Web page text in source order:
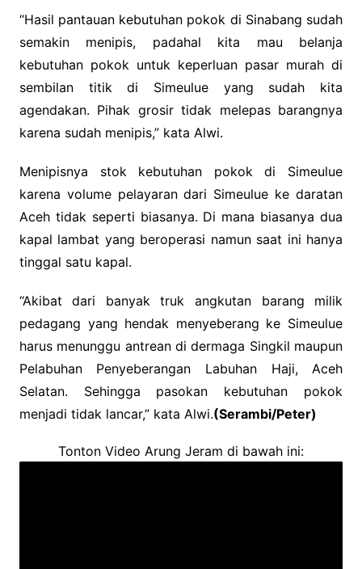
“Hasil pantauan kebutuhan pokok di Sinabang sudah
semakin menipis, padahal kita mau belanja
kebutuhan pokok untuk keperluan pasar murah di
sembilan titik di Simeulue yang sudah kita
agendakan. Pihak grosir tidak melepas barangnya
karena sudah menipis,” kata Alwi.
Menipisnya stok kebutuhan pokok di Simeulue
karena volume pelayaran dari Simeulue ke daratan
Aceh tidak seperti biasanya. Di mana biasanya dua
kapal lambat yang beroperasi namun saat ini hanya
tinggal satu kapal.
“Akibat dari banyak truk angkutan barang milik
pedagang yang hendak menyeberang ke Simeulue
harus menunggu antrean di dermaga Singkil maupun
Pelabuhan Penyeberangan Labuhan Haji, Aceh
Selatan. Sehingga pasokan kebutuhan pokok
menjadi tidak lancar,” kata Alwi.(Serambi/Peter)
Tonton Video Arung Jeram di bawah ini: